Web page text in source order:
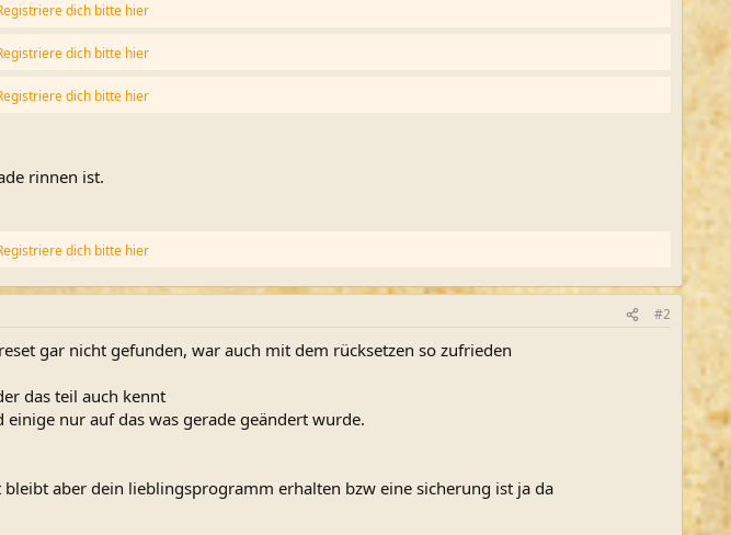
dich bitte hier
dich bitte hier
dich bitte hier
rinnen ist.
dich bitte hier
#2
gar nicht gefunden, war auch mit dem rücksetzen so zufrieden
das teil auch kennt
nur auf das was gerade geändert wurde.
aber dein lieblingsprogramm erhalten bzw eine sicherung ist ja da